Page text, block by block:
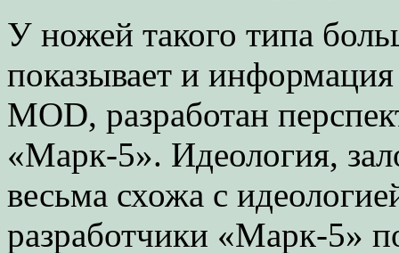
У ножей такого типа
показывает и
MOD, разработан
«Марк-5». Идеология,
весьма схожа с
разработчики «Марк-5»